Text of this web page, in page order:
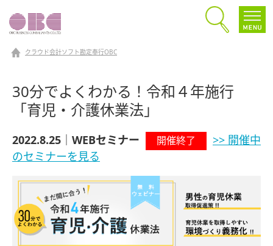
クラウド会計ソフト勘定奉行OBC
30分でよくわかる！令和４年施行
「育児・介護休業法」
2022.8.25｜WEBセミナー 開催終了
>> 開催中
のセミナーを見る